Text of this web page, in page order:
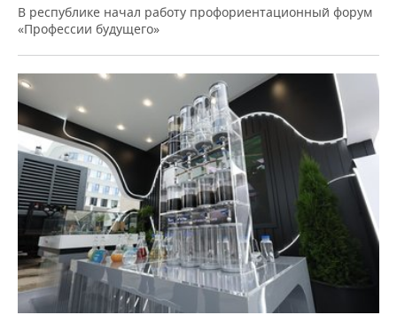
В республике начал работу профориентационный форум
«Профессии будущего»